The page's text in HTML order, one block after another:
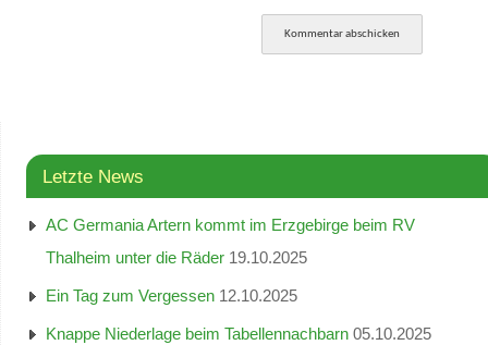
Letzte News
AC Germania Artern kommt im Erzgebirge beim RV
Thalheim unter die Räder 19.10.2025
Ein Tag zum Vergessen 12.10.2025
Knappe Niederlage beim Tabellennachbarn 05.10.2025